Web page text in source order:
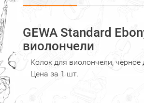
GEWA Standard
виолончели
Колок для виолончели, черное
Цена за 1 шт.